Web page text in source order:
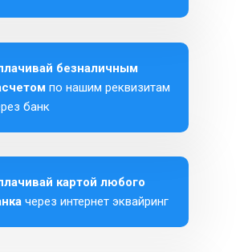
картой любого
через интернет эквайринг
безналичным
по нашим реквизитам
банк